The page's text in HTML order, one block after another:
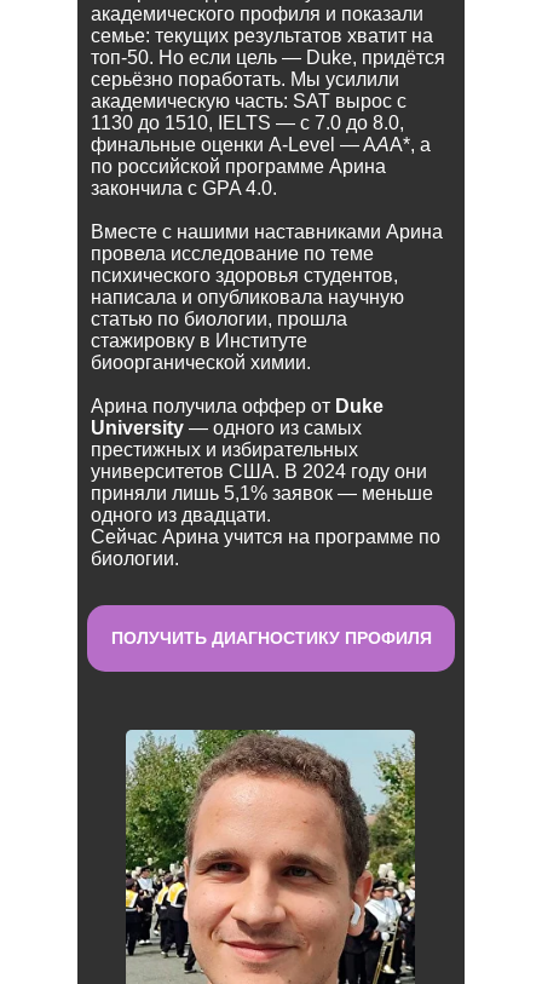
академического профиля и показали
семье: текущих результатов хватит на
топ-50. Но если цель — Duke, придётся
серьёзно поработать. Мы усилили
академическую часть: SAT вырос с
1130 до 1510, IELTS — с 7.0 до 8.0,
финальные оценки A-Level — AAA*, а
по российской программе Арина
закончила с GPA 4.0.
Вместе с нашими наставниками Арина
провела исследование по теме
психического здоровья студентов,
написала и опубликовала научную
статью по биологии, прошла
стажировку в Институте
биоорганической химии.
Арина получила оффер от Duke
University — одного из самых
престижных и избирательных
университетов США. В 2024 году они
приняли лишь 5,1% заявок — меньше
одного из двадцати.
Сейчас Арина учится на программе по
биологии.
ПОЛУЧИТЬ ДИАГНОСТИКУ ПРОФИЛЯ